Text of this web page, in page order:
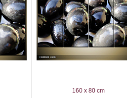
160 x 80 cm